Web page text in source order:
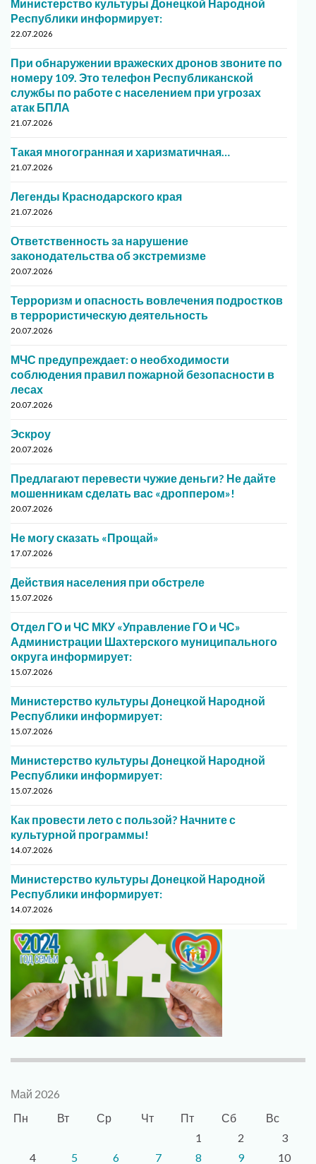
Министерство культуры Донецкой Народной
Республики информирует:
22.07.2026
При обнаружении вражеских дронов звоните по
номеру 109. Это телефон Республиканской
службы по работе с населением при угрозах
атак БПЛА
21.07.2026
Такая многогранная и харизматичная…
21.07.2026
Легенды Краснодарского края
21.07.2026
Ответственность за нарушение
законодательства об экстремизме
20.07.2026
Терроризм и опасность вовлечения подростков
в террористическую деятельность
20.07.2026
МЧС предупреждает: о необходимости
соблюдения правил пожарной безопасности в
лесах
20.07.2026
Эскроу
20.07.2026
Предлагают перевести чужие деньги? Не дайте
мошенникам сделать вас «дроппером»!
20.07.2026
Не могу сказать «Прощай»
17.07.2026
Действия населения при обстреле
15.07.2026
Отдел ГО и ЧС МКУ «Управление ГО и ЧС»
Администрации Шахтерского муниципального
округа информирует:
15.07.2026
Министерство культуры Донецкой Народной
Республики информирует:
15.07.2026
Министерство культуры Донецкой Народной
Республики информирует:
15.07.2026
Как провести лето с пользой? Начните с
культурной программы!
14.07.2026
Министерство культуры Донецкой Народной
Республики информирует:
14.07.2026
Май 2026
Пн
Вт Ср Чт Пт Сб
Вс
1
2
3
4
5 6 7 8 9 10